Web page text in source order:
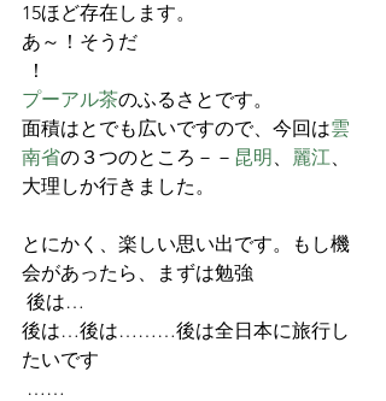
15ほど存在します。
あ～！そうだ
！
プーアル茶のふるさとです。
面積はとでも広いですので、今回は雲
南省の３つのところ－－ 昆明、 麗江、
大理しか行きました。
とにかく、楽しい思い出です。もし機
会があったら、まずは勉強
後は…
後は…後は………後は全日本に旅行し
たいです
……